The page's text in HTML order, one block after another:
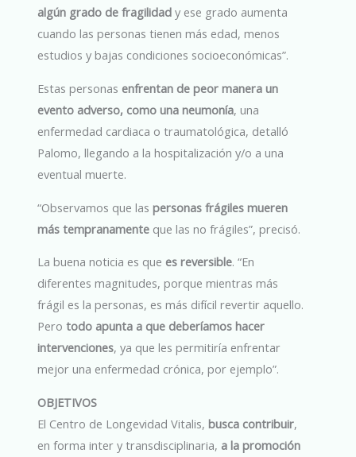
algún grado de fragilidad y ese grado aumenta
cuando las personas tienen más edad, menos
estudios y bajas condiciones socioeconómicas”.
Estas personas enfrentan de peor manera un
evento adverso, como una neumonía, una
enfermedad cardiaca o traumatológica, detalló
Palomo, llegando a la hospitalización y/o a una
eventual muerte.
“Observamos que laspersonas frágiles mueren
más tempranamente que las no frágiles”, precisó.
La buena noticia es que es reversible. “En
diferentes magnitudes, porque mientras más
frágil es la personas, es más difícil revertir aquello.
Perotodo apunta a que deberíamos hacer
intervenciones, ya que les permitiría enfrentar
mejor una enfermedad crónica, por ejemplo”.
OBJETIVOS
El Centro de Longevidad Vitalis,busca contribuir,
en forma inter y transdisciplinaria, a la promoción